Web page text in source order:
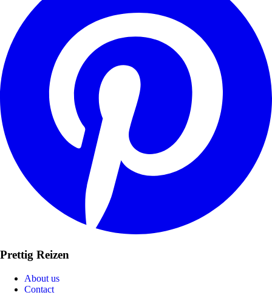
Prettig Reizen
About us
Contact